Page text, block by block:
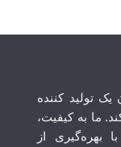
1368 به عنوان یک تولید کننده
ما به کیفیت،
بهره‌گیری از